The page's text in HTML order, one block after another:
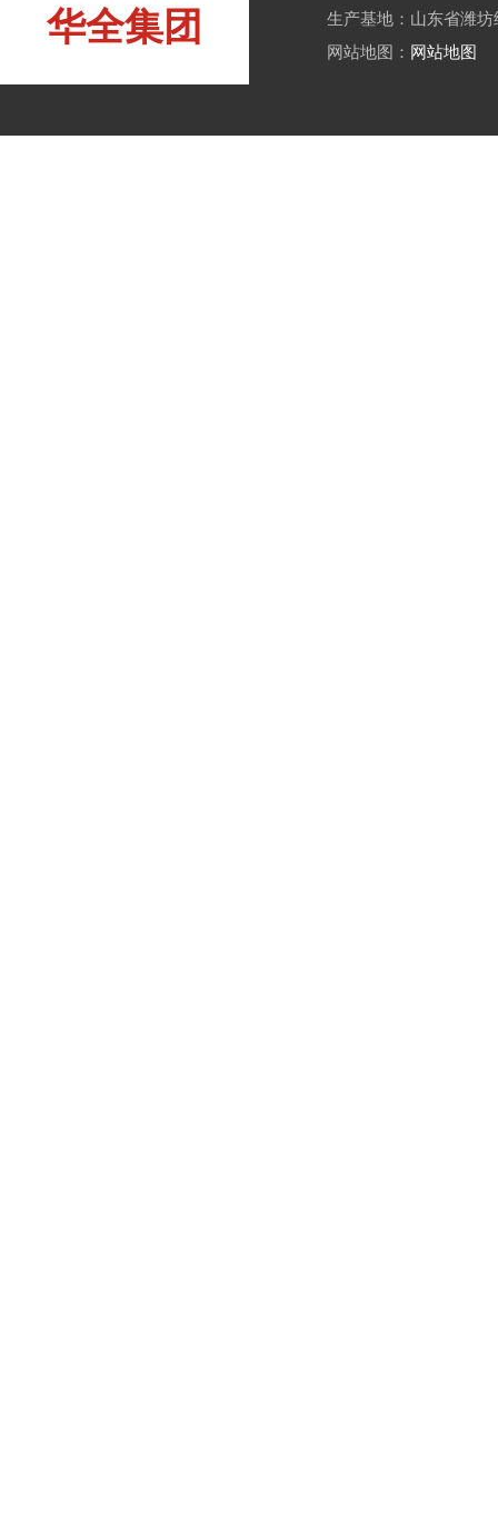
华全集团
生产基地：山东省潍
网站地图： 网站地图